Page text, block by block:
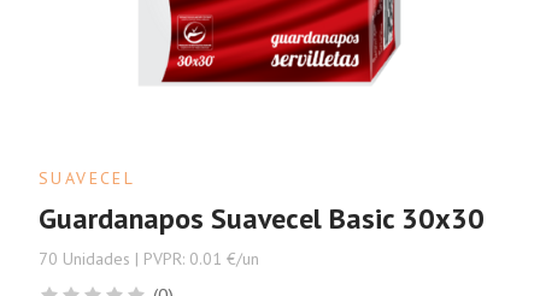
SUAVECEL
Guardanapos Suavecel Basic 30x30
70 Unidades | PVPR: 0.01 €/un